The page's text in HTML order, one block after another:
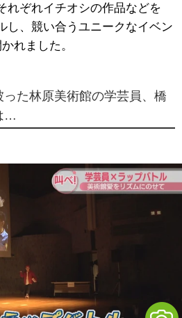
ぞれイチオシの作品などを
し、競い合うユニークなイベン
れました。
った林原美術館の学芸員、橋
…